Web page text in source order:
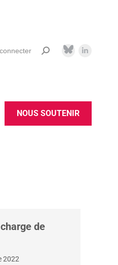
NOUS SOUTENIR
de
2022